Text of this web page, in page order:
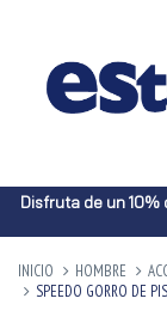
Disfruta de un
INICIO HOMBRE
SPEEDO GORRO DE